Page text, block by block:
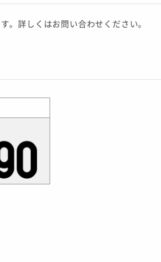
。詳しくはお問い合わせください。